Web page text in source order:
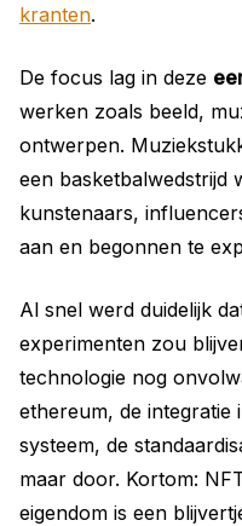
kranten.
De focus lag in deze
werken zoals beeld,
ontwerpen.
een basketbalwedstrijd
kunstenaars,
aan en begonnen te
Al snel werd duidelijk
experimenten zou
technologie nog
ethereum, de integratie
systeem, de
maar door. Kortom:
eigendom is een